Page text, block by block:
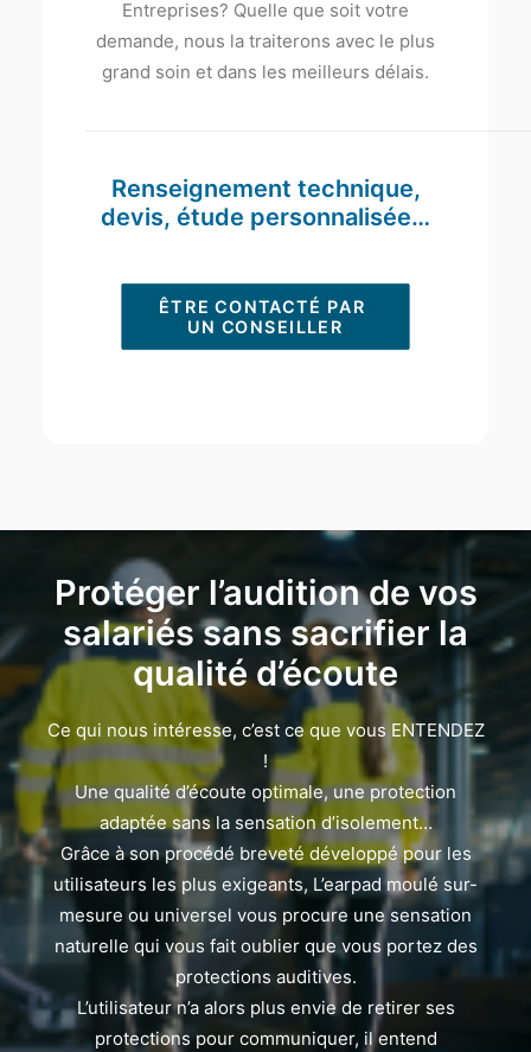
Entreprises? Quelle que soit votre
demande, nous la traiterons avec le plus
grand soin et dans les meilleurs délais.
Renseignement technique,
devis, étude personnalisée…
ÊTRE CONTACTÉ PAR
UN CONSEILLER
Protéger l’audition de vos
salariés sans sacrifier la
qualité d’écoute
Ce qui nous intéresse, c’est ce que vous ENTENDEZ
!
Une qualité d’écoute optimale, une protection
adaptée sans la sensation d’isolement…
Grâce à son procédé breveté développé pour les
utilisateurs les plus exigeants, L’earpad moulé sur-
mesure ou universel vous procure une sensation
naturelle qui vous fait oublier que vous portez des
protections auditives.
L’utilisateur n’a alors plus envie de retirer ses
protections pour communiquer, il entend